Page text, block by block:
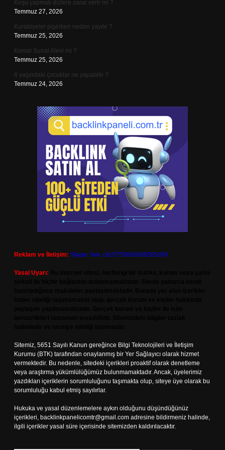
Koşu yapmak dizlere zarar verir mi ?
Temmuz 27, 2026
Kurabiyeler pişerken neden yayılır ?
Temmuz 25, 2026
Kemal Sunal Alevi mi ?
Temmuz 25, 2026
6 yaşındaki çocuklar ne yapabilir ?
Temmuz 24, 2026
Reklam ve İletişim: Skype: live:.cid.575569c608265c69
Yasal Uyarı:
Sitemiz, 5651 Sayılı Kanun gereğince Bilgi Teknolojileri ve İletişim
Kurumu (BTK) tarafından onaylanmış bir Yer Sağlayıcı olarak hizmet
vermektedir. Bu nedenle, sitedeki içerikleri proaktif olarak denetleme
veya araştırma yükümlülüğümüz bulunmamaktadır. Ancak, üyelerimiz
yazdıkları içeriklerin sorumluluğunu taşımakta olup, siteye üye olarak bu
sorumluluğu kabul etmiş sayılırlar.
Hukuka ve yasal düzenlemelere aykırı olduğunu düşündüğünüz
içerikleri, backlinkpanelicomtr@gmail.com adresine bildirmeniz halinde,
ilgili içerikler yasal süre içerisinde sitemizden kaldırılacaktır.